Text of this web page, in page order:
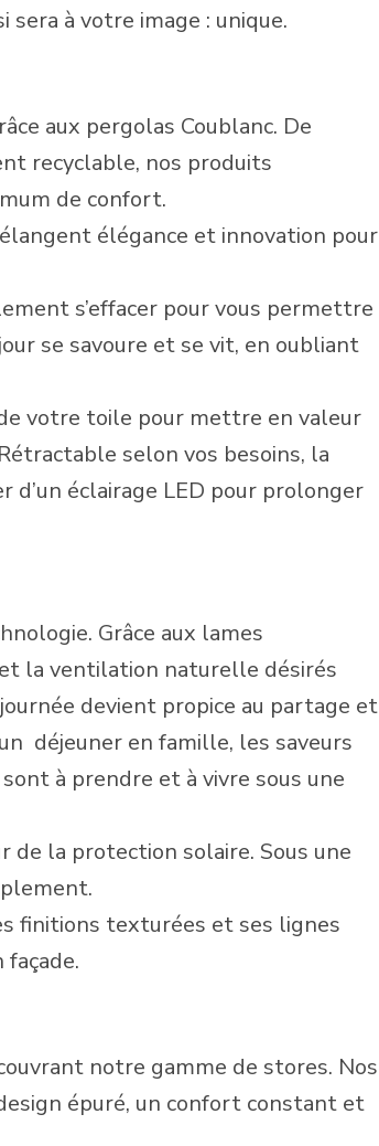
sera à votre image : unique.
aux pergolas Coublanc. De
recyclable, nos produits
de confort.
élégance et innovation pour
s’effacer pour vous permettre
se savoure et se vit, en oubliant
votre toile pour mettre en valeur
selon vos besoins, la
éclairage LED pour prolonger
Grâce aux lames
et la ventilation naturelle désirés
devient propice au partage et
déjeuner en famille, les saveurs
à prendre et à vivre sous une
de la protection solaire. Sous une
finitions texturées et ses lignes
notre gamme de stores. Nos
épuré, un confort constant et